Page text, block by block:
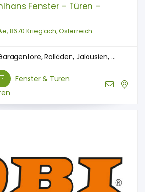
Fenster – Türen –
8670 Krieglach, Österreich
Rolläden, Jalousien, ...
Fenster & Türen